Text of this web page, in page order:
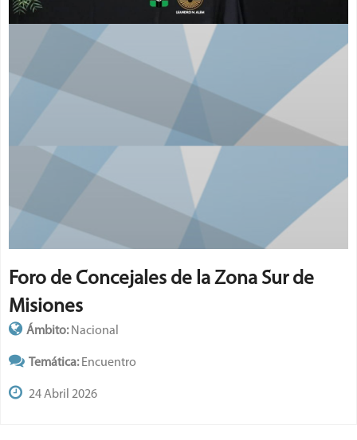
Asunción de concejales electos y
elección de autoridades legislativas
Ámbito: Nacional
Temática: Asunción
12 Diciembre 2025